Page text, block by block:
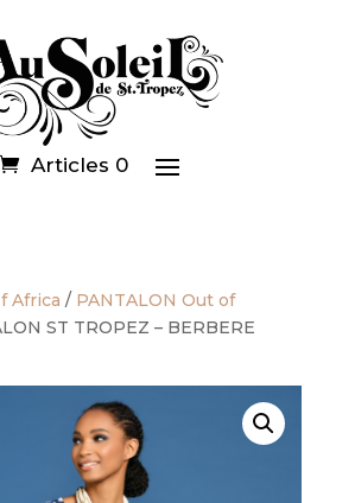
Articles 0
Africa / PANTALON Out of
ST TROPEZ – BERBERE